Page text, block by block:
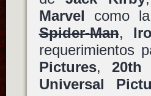
Marvel como la
Spider-Man,
requerimientos
Pictures, 20th
Universal